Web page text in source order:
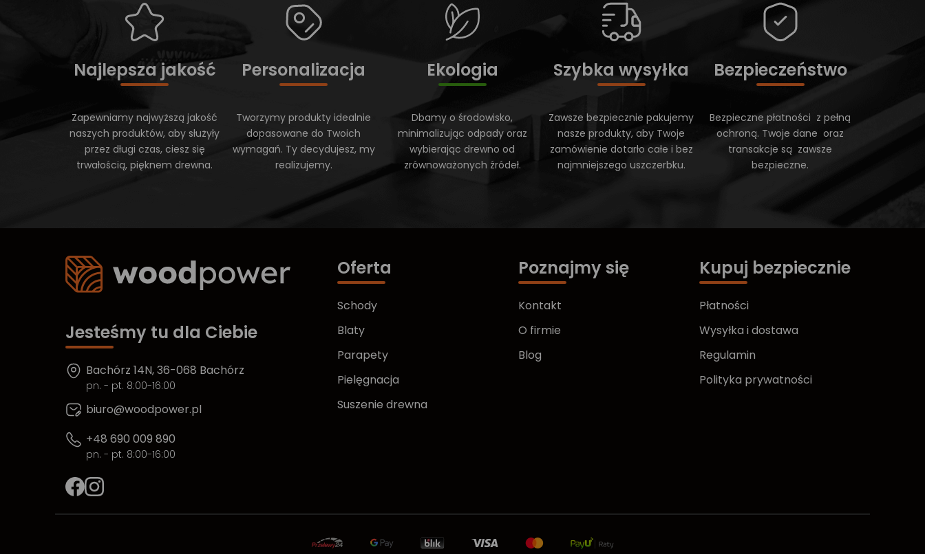
Najlepsza jakość
Zapewniamy najwyższą jakość
naszych produktów, aby służyły
przez długi czas, ciesz się
trwałością, pięknem drewna.
Personalizacja
Tworzymy produkty idealnie
dopasowane do Twoich
wymagań. Ty decydujesz, my
realizujemy.
Ekologia
Dbamy o środowisko,
minimalizując odpady oraz
wybierając drewno od
zrównoważonych źródeł.
Szybka wysyłka
Zawsze bezpiecznie pakujemy
nasze produkty, aby Twoje
zamówienie dotarło całe i bez
najmniejszego uszczerbku.
Bezpieczeństwo
Bezpieczne płatności z pełną
ochroną. Twoje dane oraz
transakcje są zawsze
bezpieczne.
Jesteśmy tu dla Ciebie
Bachórz 14N, 36-068 Bachórz
pn. - pt. 8:00-16:00
biuro@woodpower.pl
+48 690 009 890
pn. - pt. 8:00-16:00
Oferta
Schody
Blaty
Parapety
Pielęgnacja
Suszenie drewna
Poznajmy się
Kontakt
O firmie
Blog
Kupuj bezpiecznie
Płatności
Wysyłka i dostawa
Regulamin
Polityka prywatności